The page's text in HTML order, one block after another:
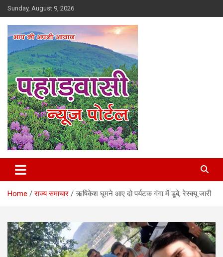
Skip
to
content
Sunday, August 9, 2026
Pahadvasi
Home राज्य समाचार ऋषिकेश घूमने आए दो पर्यटक गंगा में डूबे, रेस्क्यू जारी